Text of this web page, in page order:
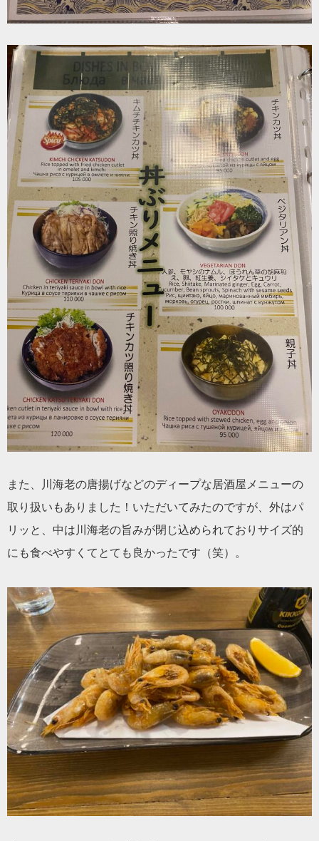
また、川海老の唐揚げなどのディープな居酒屋メニューの
取り扱いもありました！いただいてみたのですが、外はパ
リッと、中は川海老の旨みが閉じ込められておりサイズ的
にも食べやすくてとても良かったです（笑）。